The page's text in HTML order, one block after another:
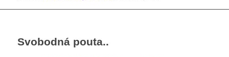
Svobodná pouta..